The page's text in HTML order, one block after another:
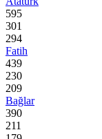
595
301
294
Fatih
439
230
209
Bağlar
390
211